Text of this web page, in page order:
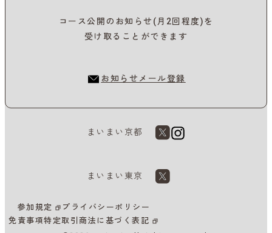
コース公開のお知らせ(月2回程度)を
受け取ることができます
お知らせメール登録
まいまい京都
まいまい東京
参加規定
プライバシーポリシー
免責事項特定取引商法に基づく表記